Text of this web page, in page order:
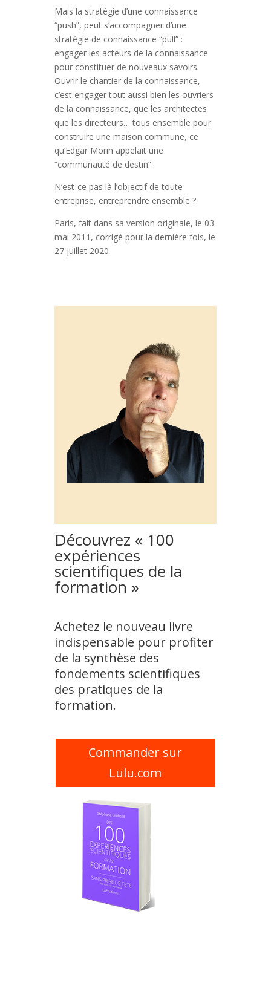
Mais la stratégie d’une connaissance
“push”, peut s’accompagner d’une
stratégie de connaissance “pull” :
engager les acteurs de la connaissance
pour constituer de nouveaux savoirs.
Ouvrir le chantier de la connaissance,
c’est engager tout aussi bien les ouvriers
de la connaissance, que les architectes
que les directeurs… tous ensemble pour
construire une maison commune, ce
qu’Edgar Morin appelait une
“communauté de destin”.
N’est-ce pas là l’objectif de toute
entreprise, entreprendre ensemble ?
Paris, fait dans sa version originale, le 03
mai 2011, corrigé pour la dernière fois, le
27 juillet 2020
Découvrez « 100
expériences
scientifiques de la
formation »
Achetez le nouveau livre
indispensable pour profiter
de la synthèse des
fondements scientifiques
des pratiques de la
formation.
Commander sur
Lulu.com